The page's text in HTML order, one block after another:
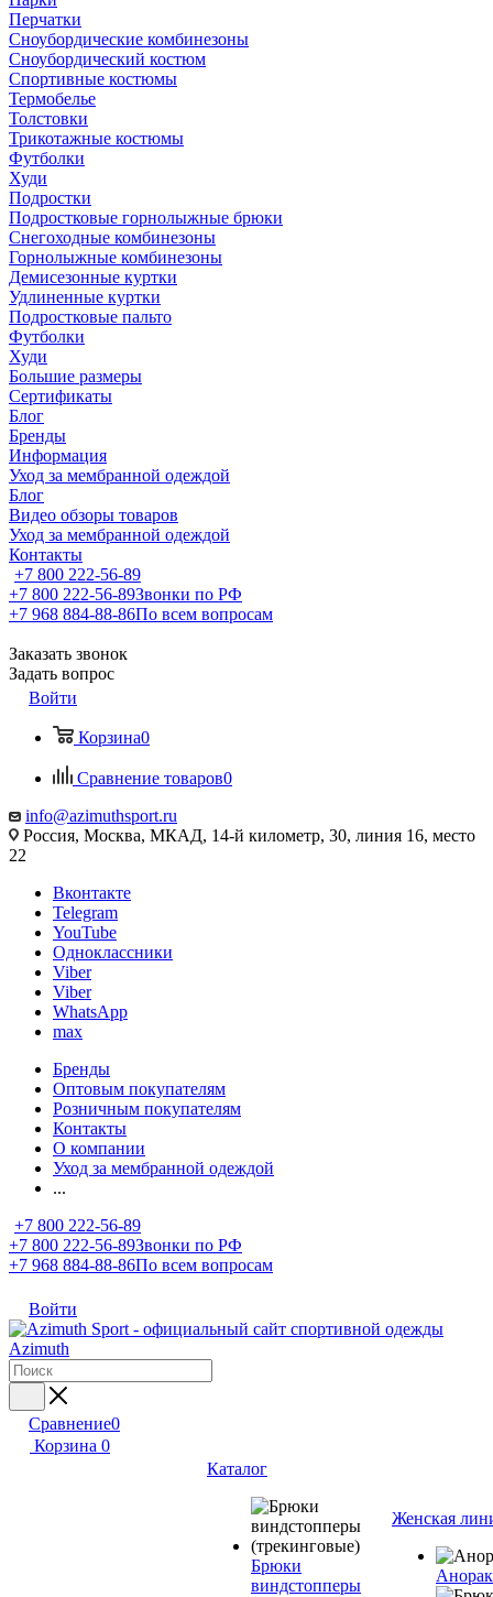
Перчатки
Сноубордические комбинезоны
Сноубордический костюм
Спортивные костюмы
Термобелье
Толстовки
Трикотажные костюмы
Футболки
Худи
Подростки
Подростковые горнолыжные брюки
Снегоходные комбинезоны
Горнолыжные комбинезоны
Демисезонные куртки
Удлиненные куртки
Подростковые пальто
Футболки
Худи
Большие размеры
Сертификаты
Блог
Бренды
Информация
Уход за мембранной одеждой
Блог
Видео обзоры товаров
Уход за мембранной одеждой
Контакты
+7 800 222-56-89
+7 800 222-56-89Звонки по РФ
+7 968 884-88-86По всем вопросам
Заказать звонок
Задать вопрос
Войти
Корзина0
Сравнение товаров0
info@azimuthsport.ru
Россия, Москва, МКАД, 14-й километр, 30, линия 16, место
22
Вконтакте
Telegram
YouTube
Одноклассники
Viber
Viber
WhatsApp
max
Бренды
Оптовым покупателям
Розничным покупателям
Контакты
О компании
Уход за мембранной одеждой
...
+7 800 222-56-89
+7 800 222-56-89Звонки по РФ
+7 968 884-88-86По всем вопросам
Войти
Сравнение0
Корзина 0
Каталог
Брюки
виндстопперы
Женская